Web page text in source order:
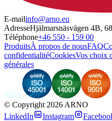
E-mailinfo@arno.eu
AdresseHjälmarsnäsvägen 4B,
Téléphone+46 550 - 159 00
ProduitsÀ propos de nousFAQ
confidentialitéCookiesVos choix
générales
© Copyright 2026 ARNO
LinkedIn
Instagram